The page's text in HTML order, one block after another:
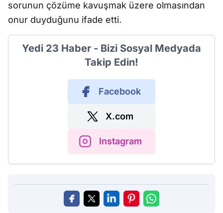
sorunun çözüme kavuşmak üzere olmasından
onur duyduğunu ifade etti.
Yedi 23 Haber - Bizi Sosyal Medyada
Takip Edin!
Facebook
X.com
Instagram